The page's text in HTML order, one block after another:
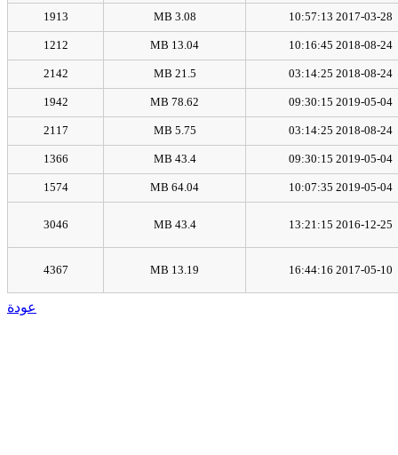
2017-03-28 10:57:13
3.08 MB
1913
2018-08-24 10:16:45
13.04 MB
1212
2018-08-24 03:14:25
21.5 MB
2142
2019-05-04 09:30:15
78.62 MB
1942
2018-08-24 03:14:25
5.75 MB
2117
2019-05-04 09:30:15
43.4 MB
1366
2019-05-04 10:07:35
64.04 MB
1574
2016-12-25 13:21:15
43.4 MB
3046
2017-05-10 16:44:16
13.19 MB
4367
عودة